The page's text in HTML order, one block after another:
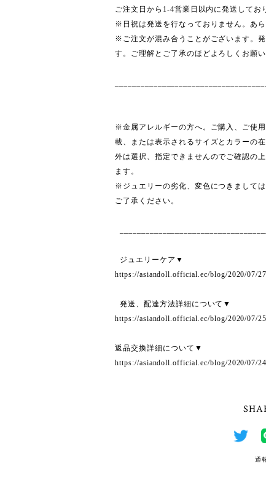
ご注文日から1-4営業日以内に発送してお
※日祝は発送を行なっておりません。あ
※ご注文が混み合うことがございます。
す。ご理解とご了承のほどよろしくお願い
※金属アレルギーの方へ。ご購入、ご使
載、または表示されるサイズとカラーの
外は選択、指定できませんのでご確認の
ます。
※ジュエリーの劣化、変色につきまして
ご了承ください。
ジュエリーケア▼
https://asiandoll.official.ec/blog/2020/07/
発送、配達方法詳細について▼
https://asiandoll.official.ec/blog/2020/07/
返品交換詳細について▼
https://asiandoll.official.ec/blog/2020/07/
通